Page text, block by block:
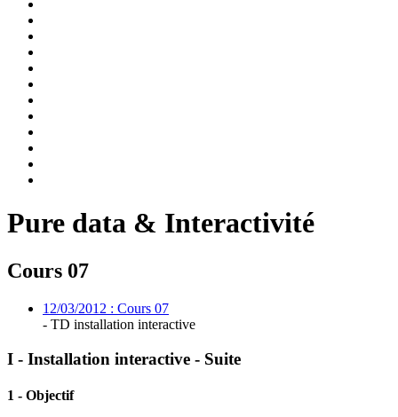
Pure data & Interactivité
Cours 07
12/03/2012 : Cours 07
- TD installation interactive
I - Installation interactive - Suite
1 - Objectif